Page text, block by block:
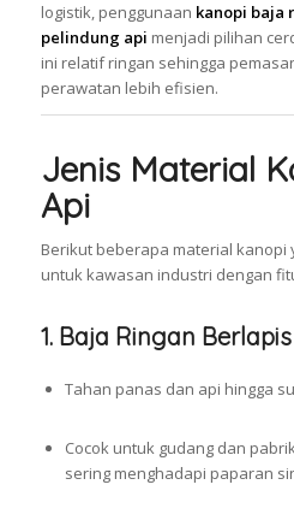
logistik, penggunaan kanopi baja
pelindung api menjadi pilihan
ini relatif ringan sehingga
perawatan lebih efisien.
Jenis Material
Api
Berikut beberapa material kanopi
untuk kawasan industri dengan
1. Baja Ringan
Tahan panas dan api hingga
Cocok untuk gudang dan
sering menghadapi paparan